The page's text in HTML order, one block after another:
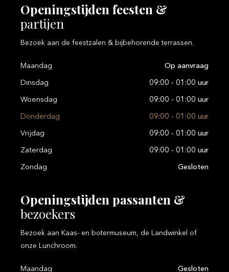
Openingstijden feesten &
partijen
Bezoek aan de feestzalen & bijbehorende terrassen.
Maandag Op aanvraag
Dinsdag 09:00 - 01:00 uur
Woensdag 09:00 - 01:00 uur
Donderdag 09:00 - 01:00 uur
Vrijdag 09:00 - 01:00 uur
Zaterdag 09:00 - 01:00 uur
Zondag Gesloten
Openingstijden passanten &
bezoekers
Bezoek aan Kaas- en botermuseum, de Landwinkel of
onze Lunchroom.
Maandag Gesloten